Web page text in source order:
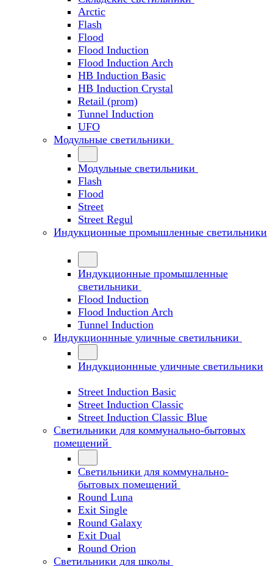
Arctic
Flash
Flood
Flood Induction
Flood Induction Arch
HB Induction Basic
HB Induction Crystal
Retail (prom)
Tunnel Induction
UFO
Модульные светильники
Модульные светильники
Flash
Flood
Street
Street Regul
Индукционные промышленные светильники
Индукционные промышленные
светильники
Flood Induction
Flood Induction Arch
Tunnel Induction
Индукционнные уличные светильники
Индукционнные уличные светильники
Street Induction Basic
Street Induction Classic
Street Induction Classic Blue
Светильники для коммунально-бытовых
помещений
Светильники для коммунально-
бытовых помещений
Round Luna
Exit Single
Round Galaxy
Exit Dual
Round Orion
Светильники для школы